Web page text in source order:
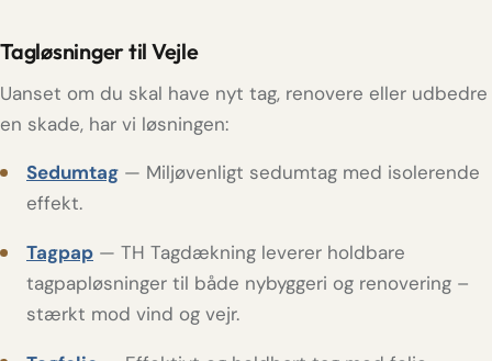
Tagløsninger til Vejle
Uanset om du skal have nyt tag, renovere eller udbedre
en skade, har vi løsningen:
Sedumtag — Miljøvenligt sedumtag med isolerende
effekt.
Tagpap — TH Tagdækning leverer holdbare
tagpapløsninger til både nybyggeri og renovering –
stærkt mod vind og vejr.